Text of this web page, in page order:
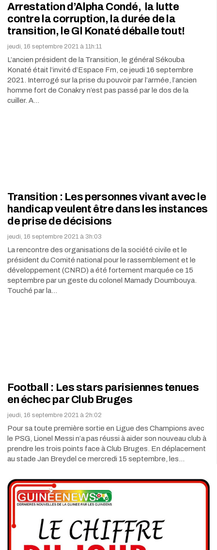
Arrestation d’Alpha Condé, la lutte
contre la corruption, la durée de la
transition, le Gl Konaté déballe tout!
jeudi, 16 septembre 2021 à 11h:11
L’ancien président de la Transition, le général Sékouba
Konaté était l’invité d’Espace Fm, ce jeudi 16 septembre
2021. Interrogé sur la prise du pouvoir par l’armée, l’ancien
homme fort de Conakry n’est pas passé par le dos de la
cuiller. A…
Transition : Les personnes vivant avec le
handicap veulent être dans les instances
de prise de décisions
jeudi, 16 septembre 2021 à 3h:03
La rencontre des organisations de la société civile et le
président du Comité national pour le rassemblement et le
développement (CNRD) a été fortement marquée ce 15
septembre par un geste du colonel Mamady Doumbouya.
Touché par la…
Football : Les stars parisiennes tenues
en échec par Club Bruges
jeudi, 16 septembre 2021 à 2h:02
Pour sa toute première sortie en Ligue des Champions avec
le PSG, Lionel Messi n’a pas réussi à aider son nouveau club à
prendre les trois points face à Club Bruges. En déplacement
au stade Jan Breydel ce mercredi 15 septembre, les…